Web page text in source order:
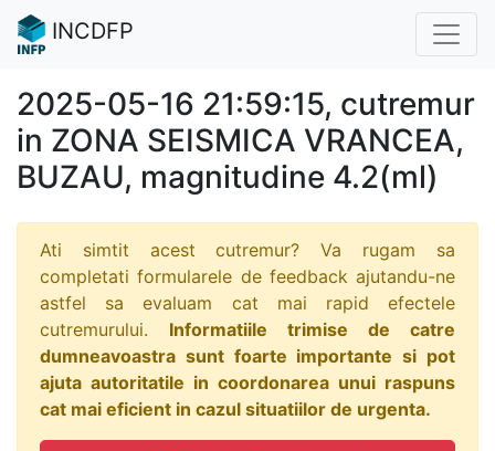
INCDFP
2025-05-16 21:59:15, cutremur
in ZONA SEISMICA VRANCEA,
BUZAU, magnitudine 4.2(ml)
Ati simtit acest cutremur? Va rugam sa
completati formularele de feedback ajutandu-ne
astfel sa evaluam cat mai rapid efectele
cutremurului. Informatiile trimise de catre
dumneavoastra sunt foarte importante si pot
ajuta autoritatile in coordonarea unui raspuns
cat mai eficient in cazul situatiilor de urgenta.